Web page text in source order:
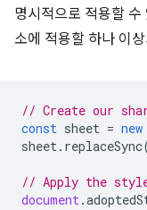
명시적으로 적용할
소에 적용할 하나 이
// Create our
const sheet = new
sheet. replaceSync
// Apply the
document.